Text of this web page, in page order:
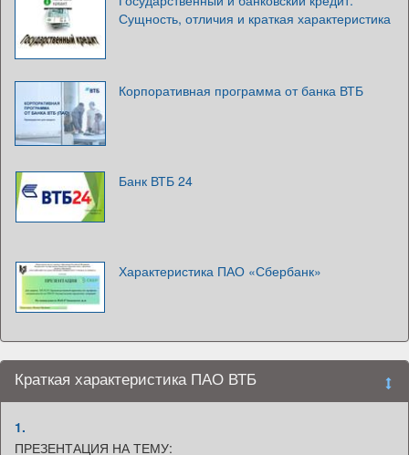
Сущность, отличия и краткая характеристика
Корпоративная программа от банка ВТБ
Банк ВТБ 24
Характеристика ПАО «Сбербанк»
Краткая характеристика ПАО ВТБ
1.
ПРЕЗЕНТАЦИЯ НА ТЕМУ: